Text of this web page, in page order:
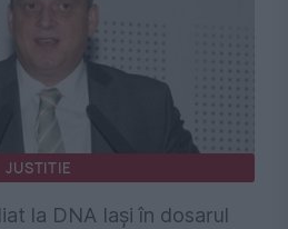
JUSTITIE
la DNA Iași în dosarul